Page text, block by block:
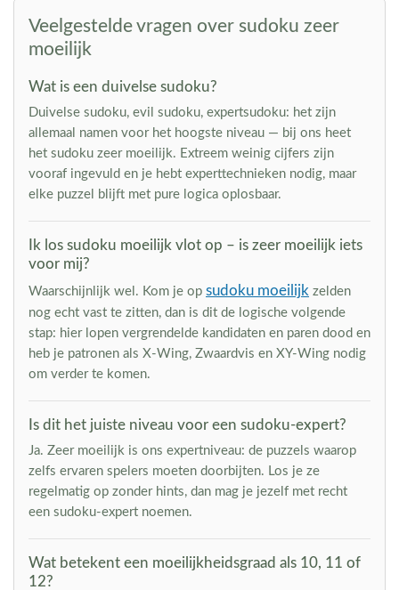
Veelgestelde vragen over sudoku zeer
moeilijk
Wat is een duivelse sudoku?
Duivelse sudoku, evil sudoku, expertsudoku: het zijn
allemaal namen voor het hoogste niveau — bij ons heet
het sudoku zeer moeilijk. Extreem weinig cijfers zijn
vooraf ingevuld en je hebt experttechnieken nodig, maar
elke puzzel blijft met pure logica oplosbaar.
Ik los sudoku moeilijk vlot op – is zeer moeilijk iets
voor mij?
Waarschijnlijk wel. Kom je op sudoku moeilijk zelden
nog echt vast te zitten, dan is dit de logische volgende
stap: hier lopen vergrendelde kandidaten en paren dood en
heb je patronen als X-Wing, Zwaardvis en XY-Wing nodig
om verder te komen.
Is dit het juiste niveau voor een sudoku-expert?
Ja. Zeer moeilijk is ons expertniveau: de puzzels waarop
zelfs ervaren spelers moeten doorbijten. Los je ze
regelmatig op zonder hints, dan mag je jezelf met recht
een sudoku-expert noemen.
Wat betekent een moeilijkheidsgraad als 10, 11 of
12?